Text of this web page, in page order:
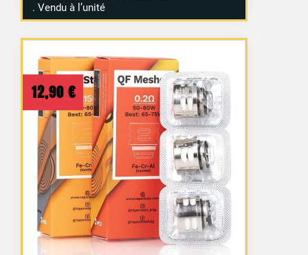
. Vendu à l’unité
12,90 €